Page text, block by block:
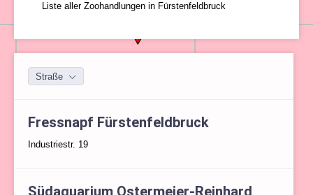
Liste aller Zoohandlungen in Fürstenfeldbruck
Straße
Fressnapf Fürstenfeldbruck
Industriestr. 19
Südaquarium Ostermeier-Reinhard